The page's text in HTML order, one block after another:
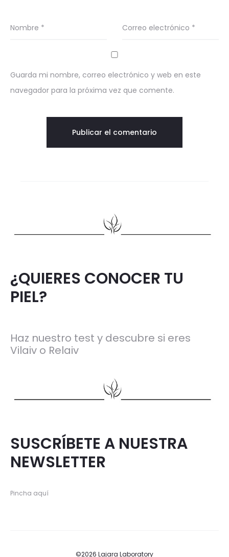
Nombre * Correo electrónico *
Guarda mi nombre, correo electrónico y web en este
navegador para la próxima vez que comente.
¿QUIERES CONOCER TU
PIEL?
Haz nuestro test y descubre si eres
Vilaiv o Relaiv
SUSCRÍBETE A NUESTRA
NEWSLETTER
Pincha aquí
©2026 Lajara Laboratory